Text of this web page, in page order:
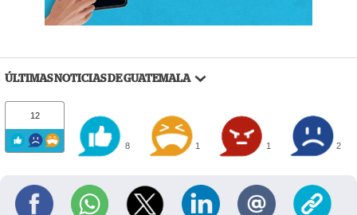
ÚLTIMAS NOTICIAS DE GUATEMALA
12
8 1 1 2